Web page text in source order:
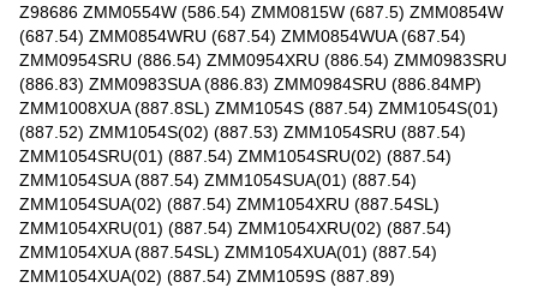
Z98686 ZMM0554W (586.54) ZMM0815W (687.5) ZMM0854W
(687.54) ZMM0854WRU (687.54) ZMM0854WUA (687.54)
ZMM0954SRU (886.54) ZMM0954XRU (886.54) ZMM0983SRU
(886.83) ZMM0983SUA (886.83) ZMM0984SRU (886.84MP)
ZMM1008XUA (887.8SL) ZMM1054S (887.54) ZMM1054S(01)
(887.52) ZMM1054S(02) (887.53) ZMM1054SRU (887.54)
ZMM1054SRU(01) (887.54) ZMM1054SRU(02) (887.54)
ZMM1054SUA (887.54) ZMM1054SUA(01) (887.54)
ZMM1054SUA(02) (887.54) ZMM1054XRU (887.54SL)
ZMM1054XRU(01) (887.54) ZMM1054XRU(02) (887.54)
ZMM1054XUA (887.54SL) ZMM1054XUA(01) (887.54)
ZMM1054XUA(02) (887.54) ZMM1059S (887.89)